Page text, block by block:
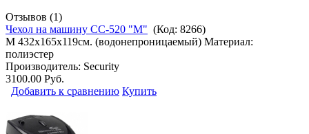
Отзывов (1)
Чехол на машину CC-520 "M" (Код: 8266)
M 432х165х119см. (водонепроницаемый) Материал:
полиэстер
Производитель: Security
3100.00 Руб.
Добавить к сравнению Купить